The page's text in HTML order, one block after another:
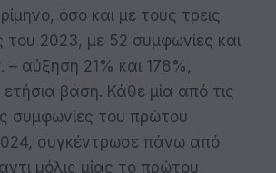
όσο και με τους τρεις
2023, με 52 συμφωνίες και
– αύξηση 21% και 178%,
ετήσια βάση. Κάθε μία από τις
συμφωνίες του πρώτου
συγκέντρωσε πάνω από
μόλις μίας το πρώτου